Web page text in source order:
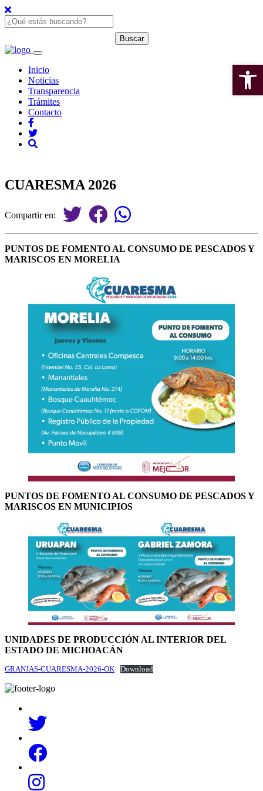
Inicio
Noticias
Transparencia
Trámites
Contacto
CUARESMA 2026
Compartir en:
PUNTOS DE FOMENTO AL CONSUMO DE PESCADOS Y
MARISCOS EN MORELIA
PUNTOS DE FOMENTO AL CONSUMO DE PESCADOS Y
MARISCOS EN MUNICIPIOS
UNIDADES DE PRODUCCIÓN AL INTERIOR DEL
ESTADO DE MICHOACÁN
GRANJAS-CUARESMA-2026-OK Download